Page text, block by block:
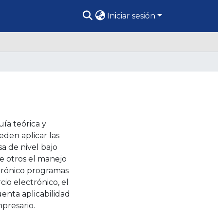
Iniciar sesión
teórica y
aplicar las
de nivel bajo
otros el manejo
programas
electrónico, el
aplicabilidad